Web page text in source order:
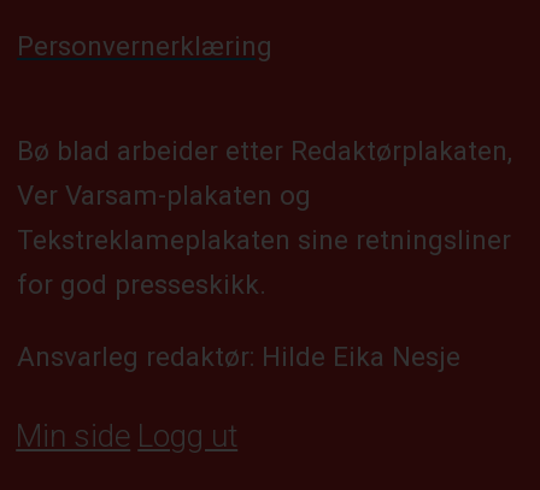
Personvernerklæring
Bø blad arbeider etter Redaktørplakaten,
Ver Varsam-plakaten og
Tekstreklameplakaten sine retningsliner
for god presseskikk.
Ansvarleg redaktør: Hilde Eika Nesje
Min side Logg ut